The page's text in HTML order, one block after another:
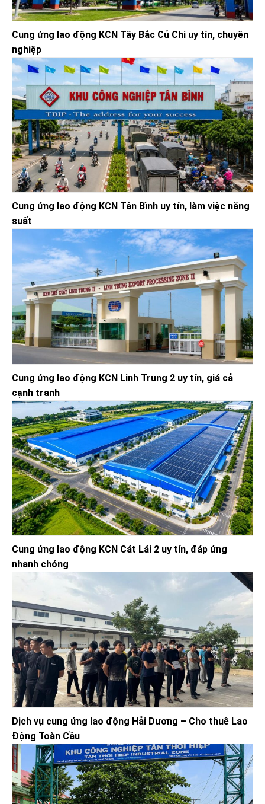
Cung ứng lao động KCN Tây Bắc Củ Chi uy tín, chuyên
nghiệp
Cung ứng lao động KCN Tân Bình uy tín, làm việc năng
suất
Cung ứng lao động KCN Linh Trung 2 uy tín, giá cả
cạnh tranh
Cung ứng lao động KCN Cát Lái 2 uy tín, đáp ứng
nhanh chóng
Dịch vụ cung ứng lao động Hải Dương – Cho thuê Lao
Động Toàn Cầu